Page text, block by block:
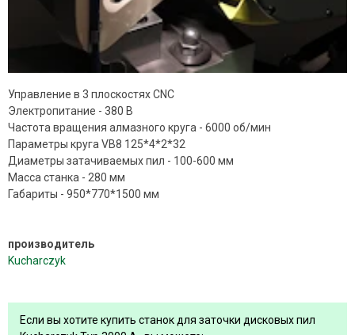
Управление в 3 плоскостях CNC
Электропитание - 380 В
Частота вращения алмазного круга - 6000 об/мин
Параметры круга VB8 125*4*2*32
Диаметры затачиваемых пил - 100-600 мм
Масса станка - 280 мм
Габариты - 950*770*1500 мм
производитель
Kucharczyk
Если вы хотите купить станок для заточки дисковых пил